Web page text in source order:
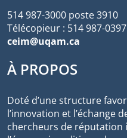
514 987-3000 poste 3910
Télécopieur : 514 987-0397
ceim@uqam.ca
À PROPOS
Doté d’une structure
l’innovation et l’échange
chercheurs de réputation